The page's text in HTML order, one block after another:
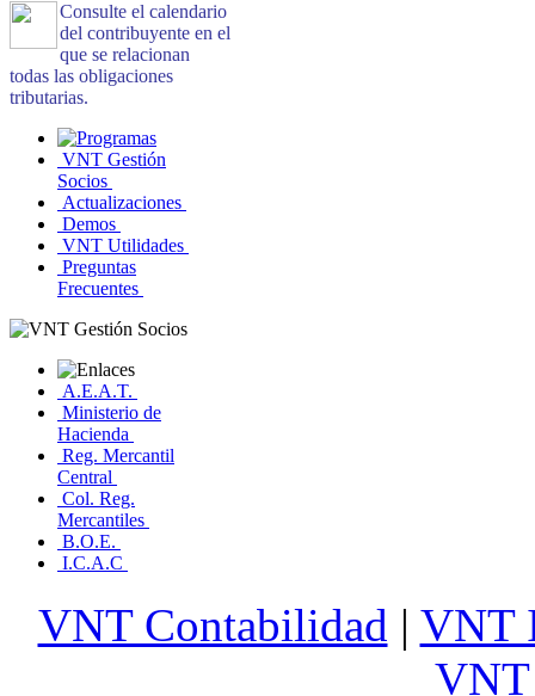
Consulte el calendario
del contribuyente en el
que se relacionan
todas las obligaciones
tributarias.
VNT Gestión
Socios
Actualizaciones
Demos
VNT Utilidades
Preguntas
Frecuentes
A.E.A.T.
Ministerio de
Hacienda
Reg. Mercantil
Central
Col. Reg.
Mercantiles
B.O.E.
I.C.A.C
VNT Contabilidad | VNT
VNT